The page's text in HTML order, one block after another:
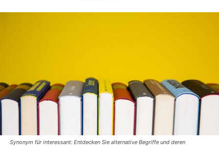
Synonym für interessant: Entdecken Sie alternative Begriffe und deren